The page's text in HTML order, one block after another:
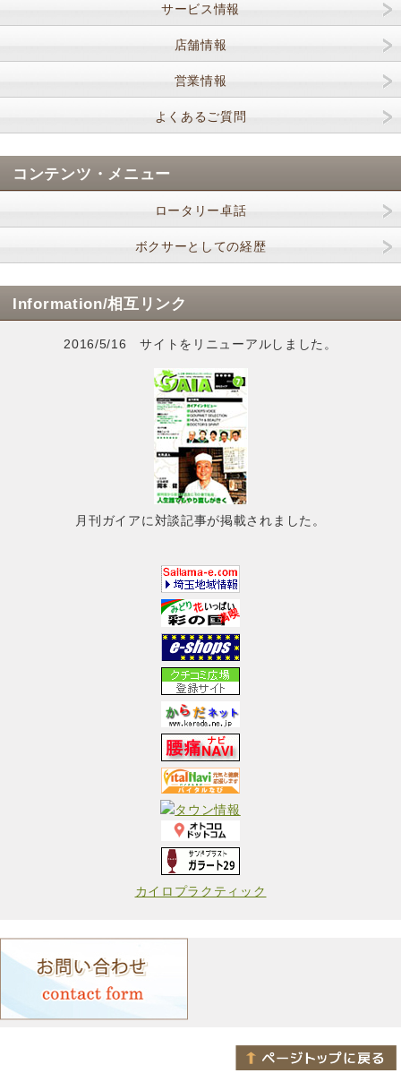
サービス情報
店舗情報
営業情報
よくあるご質問
コンテンツ・メニュー
ロータリー卓話
ボクサーとしての経歴
Information/相互リンク
2016/5/16 サイトをリニューアルしました。
月刊ガイアに対談記事が掲載されました。
カイロプラクティック